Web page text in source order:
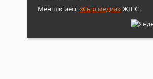
Меншік иесі:«Сыр медиа»ЖШС.